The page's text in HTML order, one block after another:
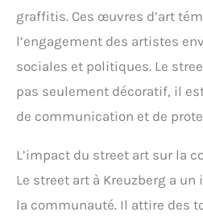
graffitis. Ces œuvres d’art
l’engagement des artistes
sociales et politiques. Le
pas seulement décoratif, il
de communication et de
L’impact du street art sur la
Le street art à Kreuzberg a
la communauté. Il attire des